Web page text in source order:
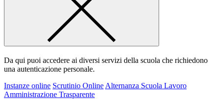
Da qui puoi accedere ai diversi servizi della scuola che richiedono
una autenticazione personale.
Instanze online Scrutinio Online Alternanza Scuola Lavoro
Amministrazione Trasparente